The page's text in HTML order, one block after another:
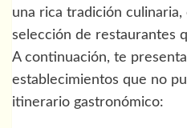
una rica tradición
selección de restaurantes
A continuación, te
establecimientos que no
itinerario gastronómico: